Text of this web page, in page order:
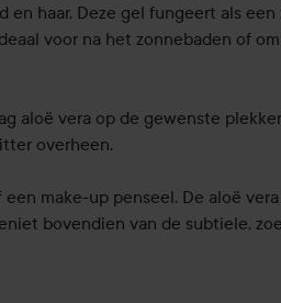
haar. Deze gel fungeert als
voor na het zonnebaden of
aloë vera op de gewenste
overheen.
make-up penseel. De aloë
bovendien van de subtiele,